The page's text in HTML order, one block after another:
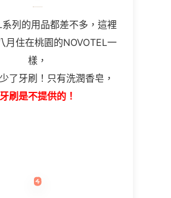
系列的用品都差不多，這裡
月住在桃園的NOVOTEL一
樣，
了牙刷！只有洗潤香皂，
牙刷是不提供的！